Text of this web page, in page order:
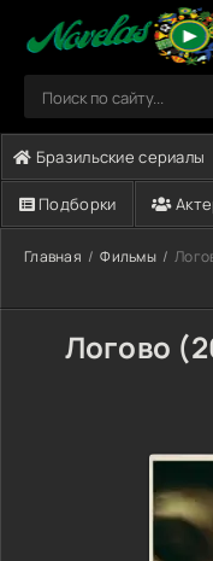
Бразильские сериалы
Подборки
Главная Фильмы
Логово